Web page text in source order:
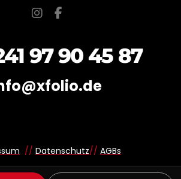
97 90 45 87
// Datenschutz// AGBs